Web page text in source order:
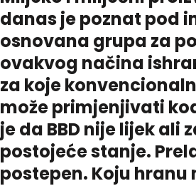
danas je poznat pod
osnovana grupa za
ovakvog načina
za koje
može primjenjivati
je da BBD nije lijek
postojeće stanje.
postepen. Koju